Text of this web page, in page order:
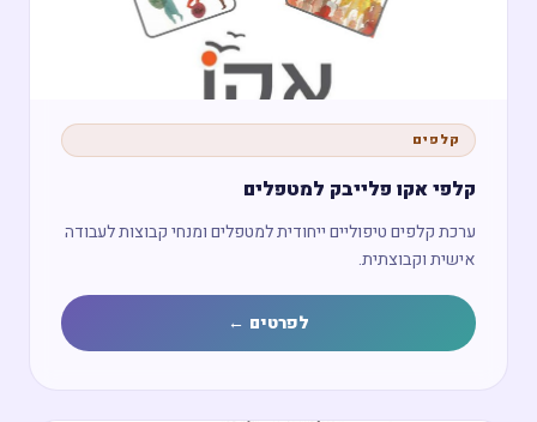
קלפים
קלפי אקו פלייבק למטפלים
ערכת קלפים טיפוליים ייחודית למטפלים ומנחי קבוצות לעבודה
אישית וקבוצתית.
לפרטים ←